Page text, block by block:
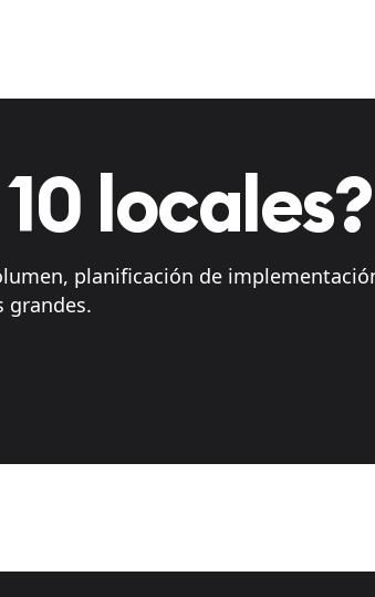
locales?
planificación de
grandes.